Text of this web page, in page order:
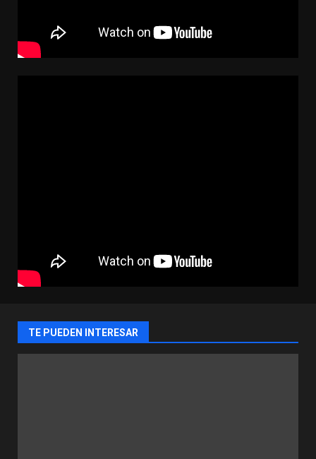
TE PUEDEN INTERESAR